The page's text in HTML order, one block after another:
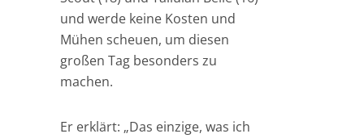
und werde keine Kosten und
Mühen scheuen, um diesen
großen Tag besonders zu
machen.
Er erklärt: „Das einzige, was ich